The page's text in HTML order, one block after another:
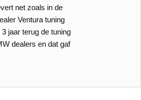
net zoals in de
Ventura tuning
jaar terug de tuning
dealers en dat gaf